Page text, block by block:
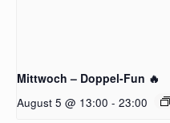
Mittwoch – Doppel-Fun 🔥
August 5 @ 13:00 - 23:00